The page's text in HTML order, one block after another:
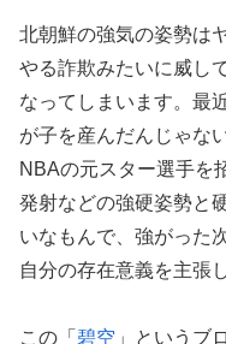
北朝鮮の強気の姿勢は
やる詐欺みたいに威し
なってしまいます。最
が子を産んだんじゃな
NBAの元スター選手を
発射などの強硬姿勢と
いなもんで、強がった
自分の存在意義を主張
この「 碧空 」というブ